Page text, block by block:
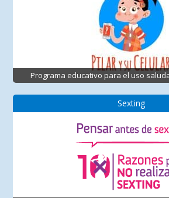
Programa educativo para el uso
Sexting